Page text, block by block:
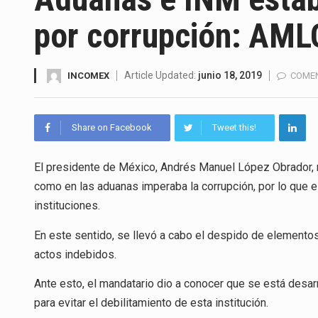
La Coalition for a Prosperous
Solo el 17.8 % de las
Ante la suspensión temporal
Los créditos fiscales
La industria automotriz
La inversión fija bruta en
El Departamento de
por corrupción:
INCOMEX Article Updated: junio 18, 2019
Share on Facebook Tweet this!
El presidente de México, Andrés Manuel López
como en las aduanas imperaba la corrupción, por lo
instituciones.
En este sentido, se llevó a cabo el despido de
actos indebidos.
Ante esto, el mandatario dio a conocer que se está
para evitar el debilitamiento de esta institución.